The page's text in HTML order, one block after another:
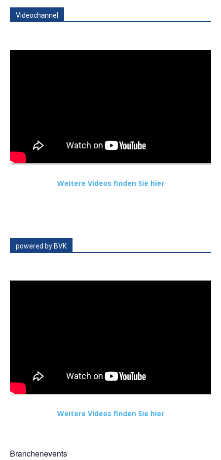
Videochannel
Weitere Videos finden Sie hier
powered by BVK
Weitere Videos finden Sie hier
Branchenevents